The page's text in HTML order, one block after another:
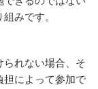
みです。
れない場合、そ
担によって参加で